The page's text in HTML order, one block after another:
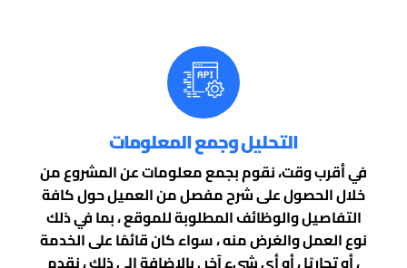
التحليل وجمع المعلومات
في أقرب وقت، نقوم بجمع معلومات عن المشروع من
خلال الحصول على شرح مفصل من العميل حول كافة
التفاصيل والوظائف المطلوبة للموقع ، بما في ذلك
نوع العمل والغرض منه ، سواء كان قائمًا على الخدمة
، أو تجاريًا ، أو أي شيء آخر . بالإضافة إلى ذلك ، نقدم